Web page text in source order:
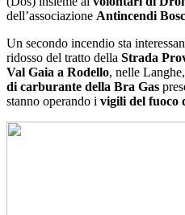
dell’associazione Antincendi
Un secondo incendio sta
ridosso del tratto della Strada
Val Gaia a Rodello, nelle
di carburante della Bra Gas
stanno operando i vigili del fuoco